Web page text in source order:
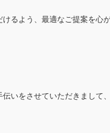
るよう、最適なご提案を心
いをさせていただきまして